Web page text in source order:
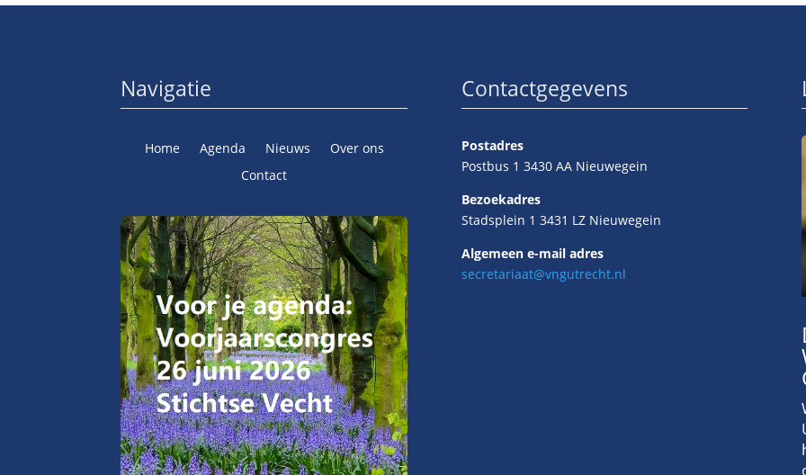
Navigatie
Home Agenda Nieuws
Over ons
Contact
Contactgegevens
Postadres
Postbus 1 3430 AA Nieuwegein
Bezoekadres
Stadsplein 1 3431 LZ Nieuwegein
Algemeen e-mail adres
secretariaat@vngutrecht.nl